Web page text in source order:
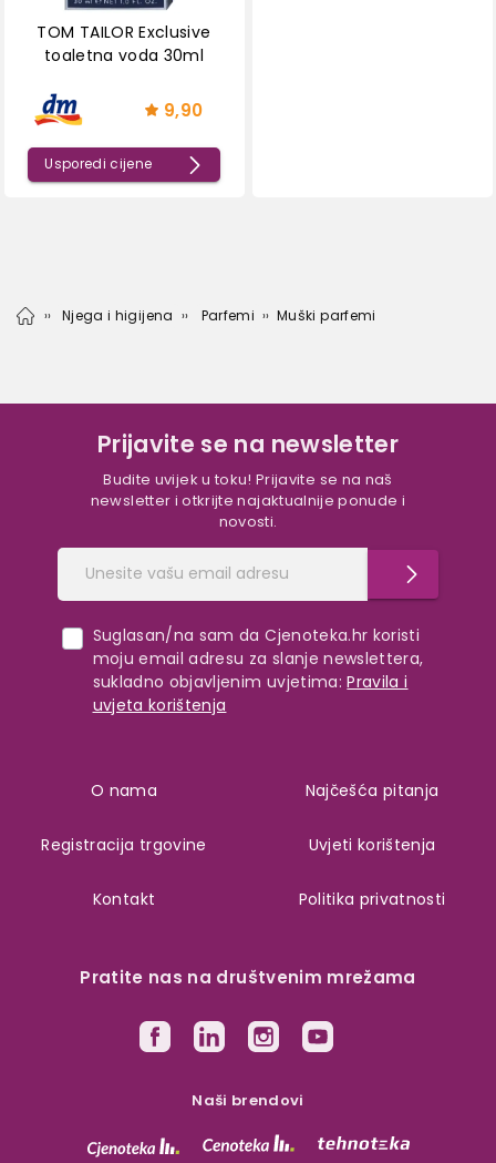
TOM TAILOR Exclusive
toaletna voda 30ml
9,90
Usporedi cijene
Njega i higijena Parfemi Muški parfemi
Prijavite se na newsletter
Budite uvijek u toku! Prijavite se na naš
newsletter i otkrijte najaktualnije ponude i
novosti.
Suglasan/na sam da Cjenoteka.hr koristi
moju email adresu za slanje newslettera,
sukladno objavljenim uvjetima: Pravila i
uvjeta korištenja
Pratite nas na društvenim mrežama
Naši brendovi
O nama
Registracija trgovine
Kontakt
Najčešća pitanja
Uvjeti korištenja
Politika privatnosti